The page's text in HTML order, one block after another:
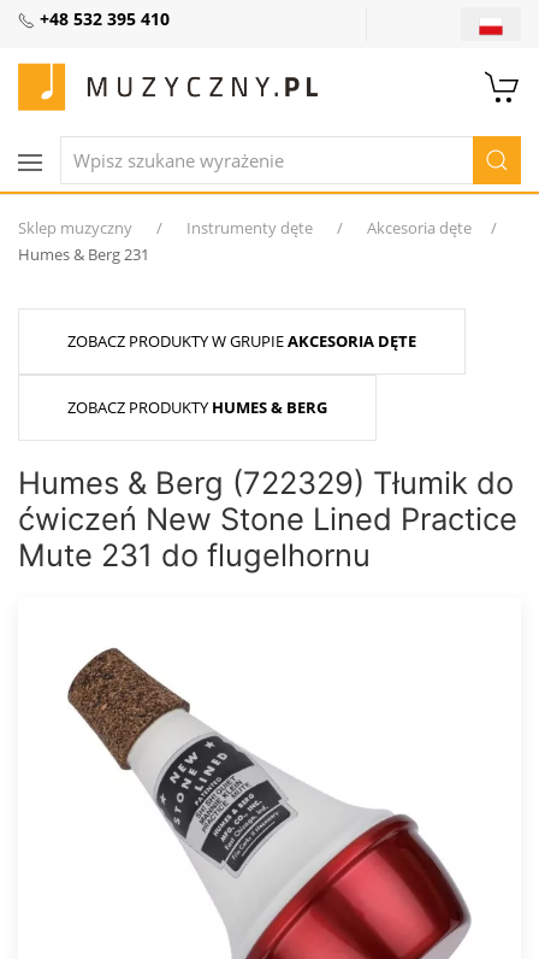
+48 532 395 410
Sklep muzyczny Instrumenty dęte
Akcesoria dęte
Humes & Berg 231
ZOBACZ PRODUKTY W GRUPIEAKCESORIA DĘTE
ZOBACZ PRODUKTY HUMES & BERG
Humes & Berg (722329) Tłumik do
ćwiczeń New Stone Lined Practice
Mute 231 do flugelhornu